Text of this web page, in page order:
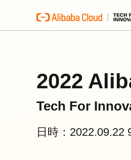
2022
Tech For
日時：2022.09.22